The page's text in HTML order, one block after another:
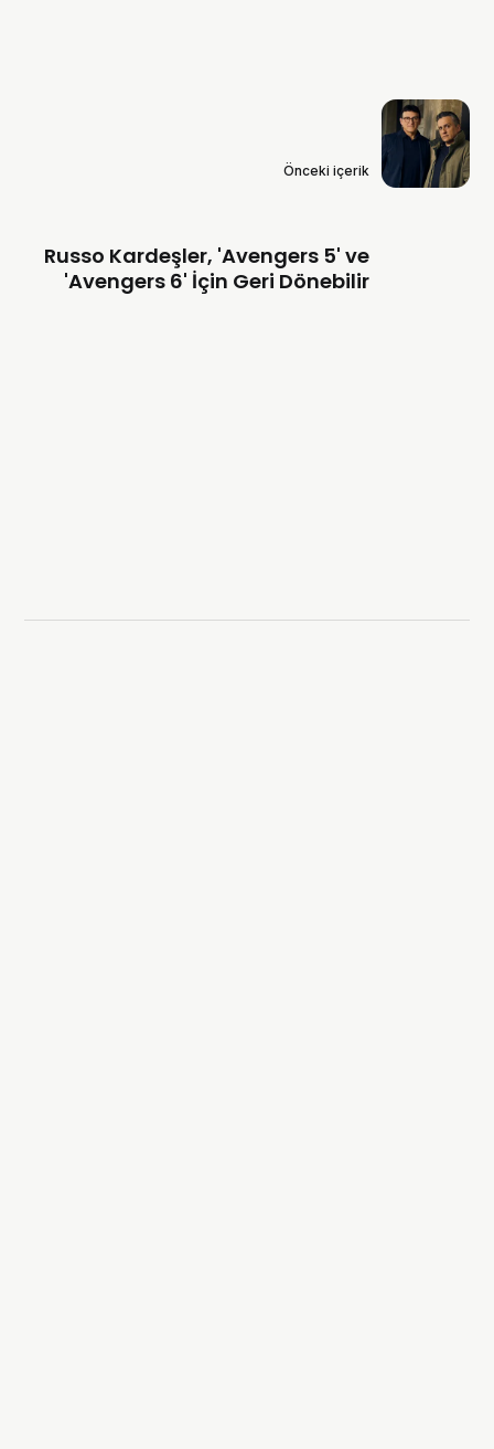
Önceki içerik
Russo Kardeşler, 'Avengers 5' ve
'Avengers 6' İçin Geri Dönebilir